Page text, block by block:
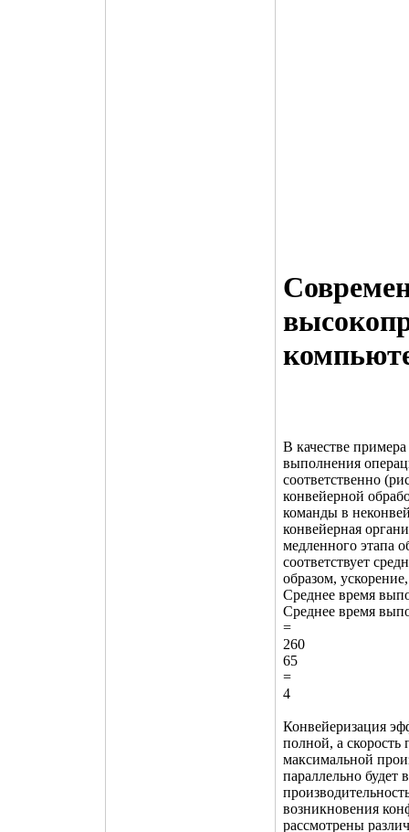
В качестве
выполнения
соответственно
конвейерной
команды в
конвейерная
медленного этапа
соответствует
образом,
Среднее время
Среднее время
=
260
65
=
4
Конвейеризация
полной, а скорость
максимальной
параллельно
возникновения
рассмотрены